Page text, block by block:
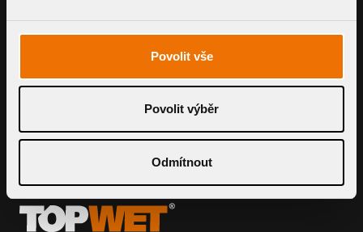
Povolit vše
Povolit výběr
Odmítnout
B2B PORTÁL
POPTAT SYSTÉM